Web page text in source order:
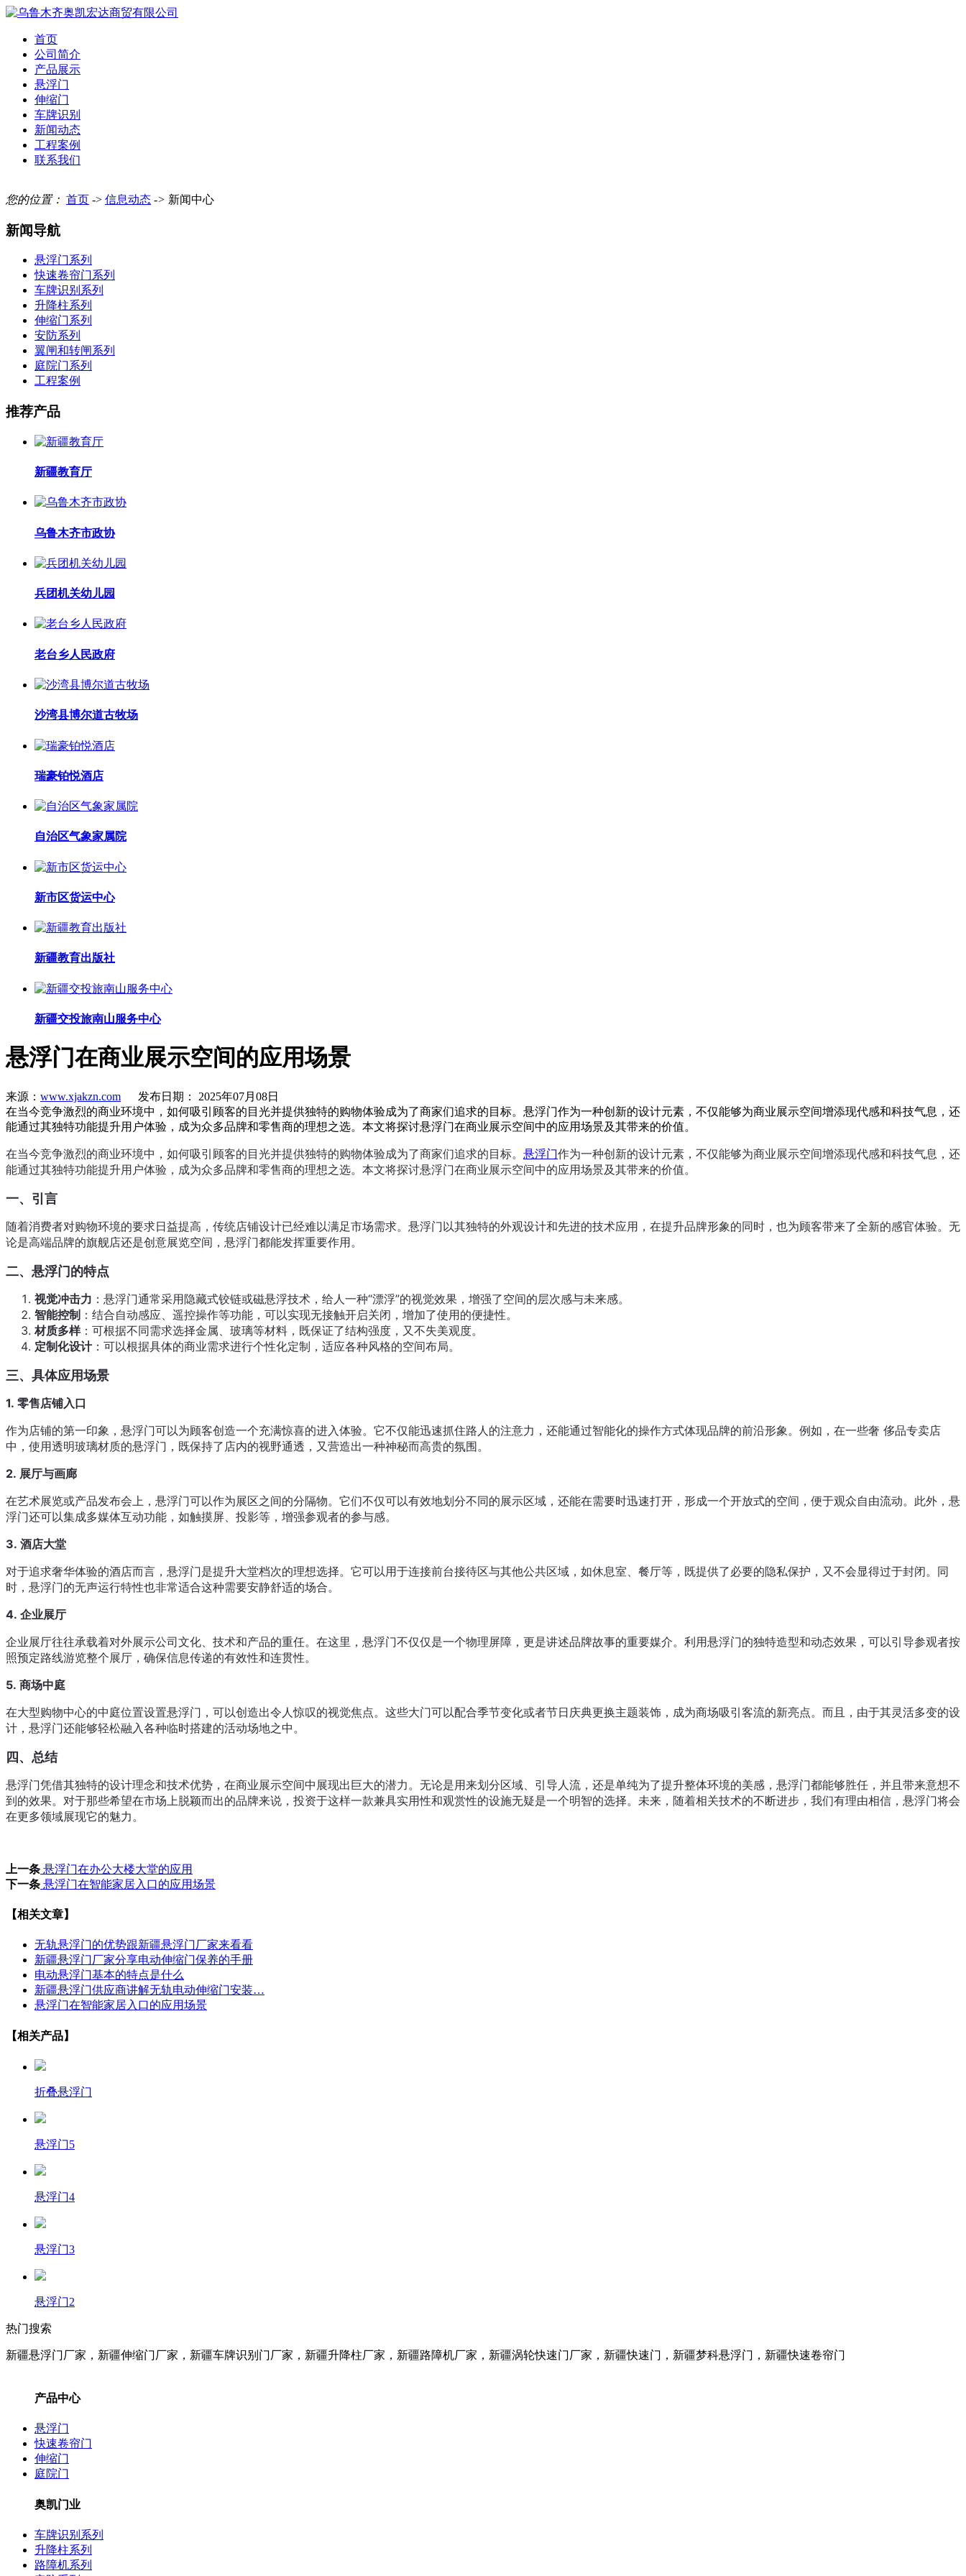
首页
公司简介
产品展示
悬浮门
伸缩门
车牌识别
新闻动态
工程案例
联系我们
您的位置： 首页 -> 信息动态 -> 新闻中心
新闻导航
悬浮门系列
快速卷帘门系列
车牌识别系列
升降柱系列
伸缩门系列
安防系列
翼闸和转闸系列
庭院门系列
工程案例
推荐产品
新疆教育厅
乌鲁木齐市政协
兵团机关幼儿园
老台乡人民政府
沙湾县博尔道古牧场
瑞豪铂悦酒店
自治区气象家属院
新市区货运中心
新疆教育出版社
新疆交投旅南山服务中心
悬浮门在商业展示空间的应用场景
来源： www.xjakzn.com 发布日期： 2025年07月08日
在当今竞争激烈的商业环境中，如何吸引顾客的目光并提供独特的购物体验成为了商家们追求的目标。悬浮门作为一种创新的设计元素，不仅能够为商业展示空间增添现代感和科技气息，还
能通过其独特功能提升用户体验，成为众多品牌和零售商的理想之选。本文将探讨悬浮门在商业展示空间中的应用场景及其带来的价值。
在当今竞争激烈的商业环境中，如何吸引顾客的目光并提供独特的购物体验成为了商家们追求的目标。 悬浮门作为一种创新的设计元素，不仅能够为商业展示空间增添现代感和科技气息，还
能通过其独特功能提升用户体验，成为众多品牌和零售商的理想之选。本文将探讨悬浮门在商业展示空间中的应用场景及其带来的价值。
一、引言
随着消费者对购物环境的要求日益提高，传统店铺设计已经难以满足市场需求。悬浮门以其独特的外观设计和先进的技术应用，在提升品牌形象的同时，也为顾客带来了全新的感官体验。无
论是高端品牌的旗舰店还是创意展览空间，悬浮门都能发挥重要作用。
二、悬浮门的特点
视觉冲击力 ：悬浮门通常采用隐藏式铰链或磁悬浮技术，给人一种“漂浮”的视觉效果，增强了空间的层次感与未来感。
智能控制 ：结合自动感应、遥控操作等功能，可以实现无接触开启关闭，增加了使用的便捷性。
材质多样：可根据不同需求选择金属、玻璃等材料，既保证了结构强度，又不失美观度。
定制化设计：可以根据具体的商业需求进行个性化定制，适应各种风格的空间布局。
三、具体应用场景
1. 零售店铺入口
作为店铺的第一印象，悬浮门可以为顾客创造一个充满惊喜的进入体验。它不仅能迅速抓住路人的注意力，还能通过智能化的操作方式体现品牌的前沿形象。例如，在一些奢 侈品专卖店
中，使用透明玻璃材质的悬浮门，既保持了店内的视野通透，又营造出一种神秘而高贵的氛围。
2. 展厅与画廊
在艺术展览或产品发布会上，悬浮门可以作为展区之间的分隔物。它们不仅可以有效地划分不同的展示区域，还能在需要时迅速打开，形成一个开放式的空间，便于观众自由流动。此外，悬
浮门还可以集成多媒体互动功能，如触摸屏、投影等，增强参观者的参与感。
3. 酒店大堂
对于追求奢华体验的酒店而言，悬浮门是提升大堂档次的理想选择。它可以用于连接前台接待区与其他公共区域，如休息室、餐厅等，既提供了必要的隐私保护，又不会显得过于封闭。同
时，悬浮门的无声运行特性也非常适合这种需要安静舒适的场合。
4. 企业展厅
企业展厅往往承载着对外展示公司文化、技术和产品的重任。在这里，悬浮门不仅仅是一个物理屏障，更是讲述品牌故事的重要媒介。利用悬浮门的独特造型和动态效果，可以引导参观者按
照预定路线游览整个展厅，确保信息传递的有效性和连贯性。
5. 商场中庭
在大型购物中心的中庭位置设置悬浮门，可以创造出令人惊叹的视觉焦点。这些大门可以配合季节变化或者节日庆典更换主题装饰，成为商场吸引客流的新亮点。而且，由于其灵活多变的设
计，悬浮门还能够轻松融入各种临时搭建的活动场地之中。
四、总结
悬浮门凭借其独特的设计理念和技术优势，在商业展示空间中展现出巨大的潜力。无论是用来划分区域、引导人流，还是单纯为了提升整体环境的美感，悬浮门都能够胜任，并且带来意想不
到的效果。对于那些希望在市场上脱颖而出的品牌来说，投资于这样一款兼具实用性和观赏性的设施无疑是一个明智的选择。未来，随着相关技术的不断进步，我们有理由相信，悬浮门将会
在更多领域展现它的魅力。
上一条 悬浮门在办公大楼大堂的应用
下一条 悬浮门在智能家居入口的应用场景
【相关文章】
无轨悬浮门的优势跟新疆悬浮门厂家来看看
新疆悬浮门厂家分享电动伸缩门保养的手册
电动悬浮门基本的特点是什么
新疆悬浮门供应商讲解无轨电动伸缩门安装…
悬浮门在智能家居入口的应用场景
【相关产品】
折叠悬浮门
悬浮门5
悬浮门4
悬浮门3
悬浮门2
热门搜索
新疆悬浮门厂家，新疆伸缩门厂家，新疆车牌识别门厂家，新疆升降柱厂家 ，新疆路障机厂家 ，新疆涡轮快速门厂家 ，新疆快速门，新疆梦科悬浮门，新疆快速卷帘门
产品中心
悬浮门
快速卷帘门
伸缩门
庭院门
奥凯门业
车牌识别系列
升降柱系列
路障机系列